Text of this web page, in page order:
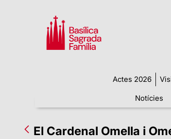
Actes 2026
Notícies
El Cardenal Omella i